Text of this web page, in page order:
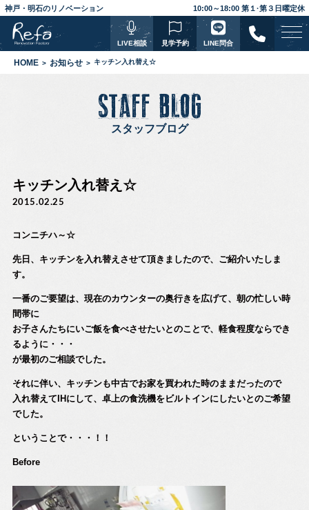
神戸・明石のリノベーション 10:00～18:00 第１·第３日曜定休
LIVE相談 見学予約 LINE問合
HOME お知らせ キッチン入れ替え☆
STAFF BLOG
スタッフブログ
キッチン入れ替え☆
2015.02.25
コンニチハ～☆
先日、キッチンを入れ替えさせて頂きましたので、ご紹介いたしま
す。
一番のご要望は、現在のカウンターの奥行きを広げて、朝の忙しい時
間帯に
お子さんたちにいご飯を食べさせたいとのことで、軽食程度ならでき
るように・・・
が最初のご相談でした。
それに伴い、キッチンも中古でお家を買われた時のままだったので
入れ替えてIHにして、卓上の食洗機をビルトインにしたいとのご希望
でした。
ということで・・・！！
Before